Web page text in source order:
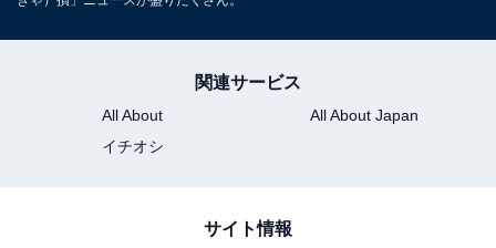
関連サービス
All About
All About Japan
イチオシ
サイト情報